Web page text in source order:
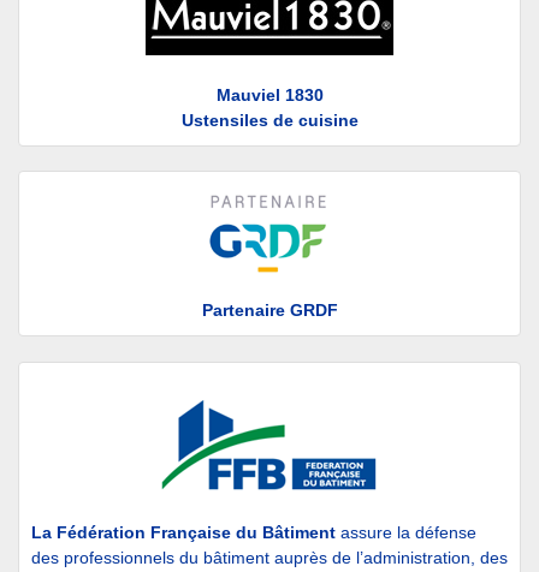
Mauviel 1830
Ustensiles de cuisine
Partenaire GRDF
La Fédération Française du Bâtiment assure la défense
des professionnels du bâtiment auprès de l’administration, des